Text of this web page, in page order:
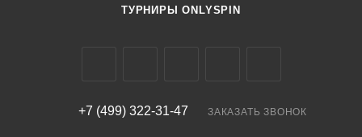
ТУРНИРЫ ONLYSPIN
+7 (499) 322-31-47 ЗАКАЗАТЬ ЗВОНОК